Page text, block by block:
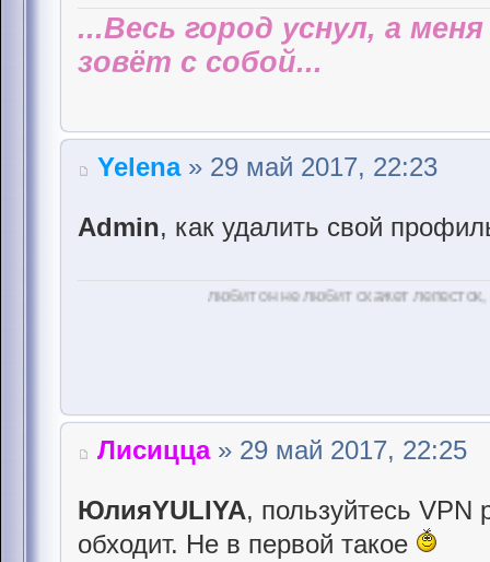
...Весь город уснул, а
зовёт с собой...
Yelena» 29 май 2017, 22:23
Admin, как удалить свой
любит он не любит скажет лепесток, белые
Лисицца» 29 май 2017, 22:25
ЮлияYULIYA, пользуйтесь VPN
обходит. Не в первой такое